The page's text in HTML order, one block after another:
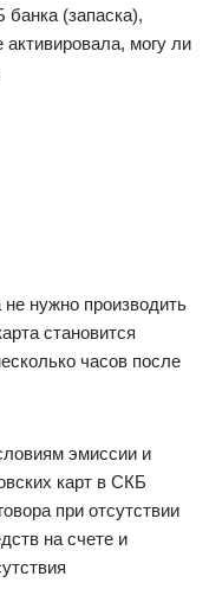
банка (запаска),
могу ли
нужно производить
становится
часов после
эмиссии и
карт в СКБ
при отсутствии
на счете и